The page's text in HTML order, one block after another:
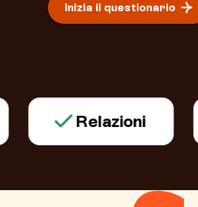
Inizia il questionario
Relazioni